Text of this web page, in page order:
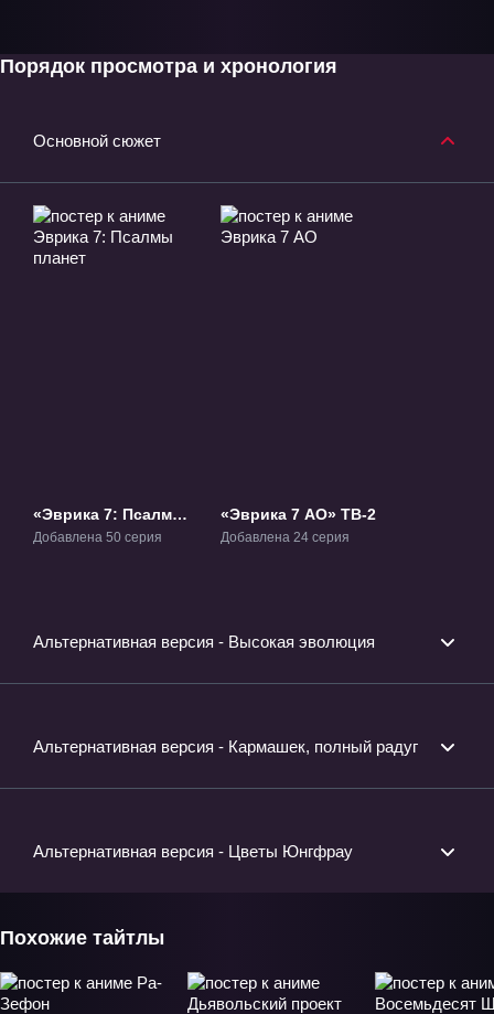
Порядок просмотра и хронология
Основной сюжет
«Эврика 7: Псалмы
планет» ТВ-1
Добавлена 50 серия
«Эврика 7 АО» ТВ-2
Добавлена 24 серия
Альтернативная версия - Высокая эволюция
Альтернативная версия - Кармашек, полный радуг
Альтернативная версия - Цветы Юнгфрау
Похожие тайтлы